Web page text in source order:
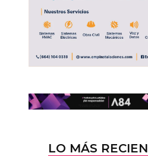
LO MÁS